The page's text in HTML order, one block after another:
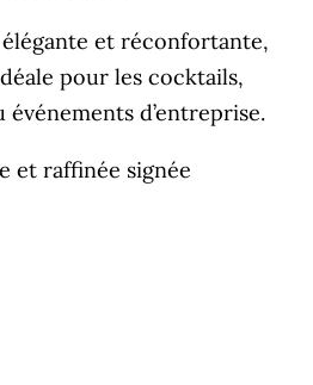
et réconfortante,
pour les cocktails,
d’entreprise.
et raffinée signée